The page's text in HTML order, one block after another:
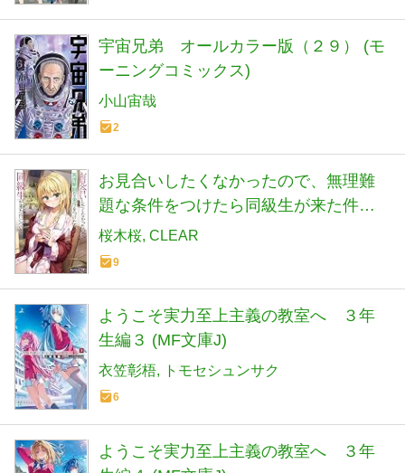
宇宙兄弟 オールカラー版（２９） (モ
ーニングコミックス)
小山宙哉
2
お見合いしたくなかったので、無理難
題な条件をつけたら同級生が来た件に
ついて４ (角川スニーカー文庫)
桜木桜 CLEAR
9
ようこそ実力至上主義の教室へ ３年
生編３ (MF文庫J)
衣笠彰梧 トモセシュンサク
6
ようこそ実力至上主義の教室へ ３年